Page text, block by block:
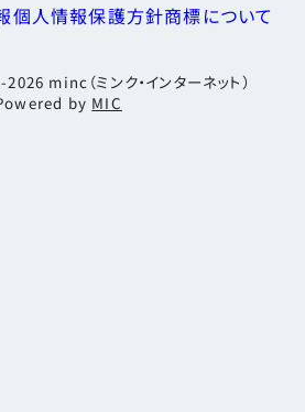
個人情報保護方針商標について
minc（ミンク・インターネット）
by MIC